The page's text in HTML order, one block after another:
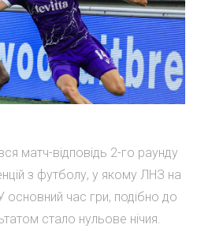
матч-відповідь 2-го раунду
з футболу, у якому ЛНЗ на
основний час гри, подібно до
стало нульове нічия.